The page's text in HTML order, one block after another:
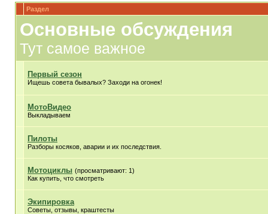
Раздел
Основные обсуждения
Тут самое важное
Первый сезон
Ищешь совета бывалых? Заходи на огонек!
МотоВидео
Выкладываем
Пилоты
Разборы косяков, аварии и их последствия.
Мотоциклы (просматривают: 1)
Как купить, что смотреть
Экипировка
Советы, отзывы, краштесты